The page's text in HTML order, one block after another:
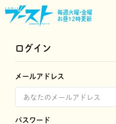
毎週火曜•金曜
お昼12時更新
ログイン
メールアドレス
パスワード